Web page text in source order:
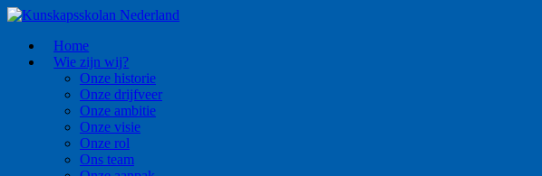
Home
Wie zijn wij?
Onze historie
Onze drijfveer
Onze ambitie
Onze visie
Onze rol
Ons team